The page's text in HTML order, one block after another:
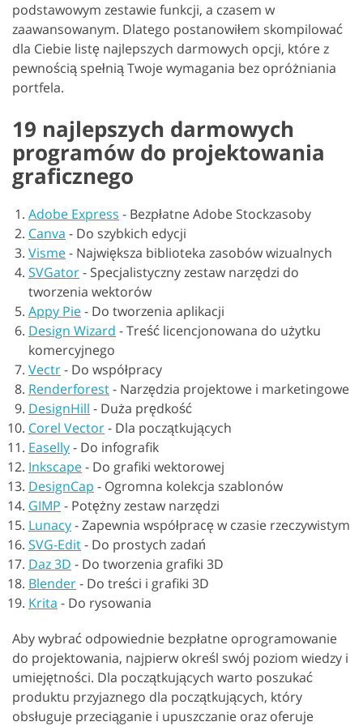
podstawowym zestawie funkcji, a czasem w
zaawansowanym. Dlatego postanowiłem skompilować
dla Ciebie listę najlepszych darmowych opcji, które z
pewnością spełnią Twoje wymagania bez opróżniania
portfela.
19 najlepszych darmowych
programów do projektowania
graficznego
Adobe Express - Bezpłatne Adobe Stockzasoby
Canva - Do szybkich edycji
Visme- Największa biblioteka zasobów wizualnych
SVGator- Specjalistyczny zestaw narzędzi do
tworzenia wektorów
Appy Pie- Do tworzenia aplikacji
Design Wizard -Treść licencjonowana do użytku
komercyjnego
Vectr- Do współpracy
Renderforest- Narzędzia projektowe i marketingowe
DesignHill - Duża prędkość
Corel Vector- Dla początkujących
Easelly- Do infografik
Inkscape- Do grafiki wektorowej
DesignCap - Ogromna kolekcja szablonów
GIMP - Potężny zestaw narzędzi
Lunacy-Zapewnia współpracę w czasie rzeczywistym
SVG-Edit- Do prostych zadań
Daz 3D - Do tworzenia grafiki 3D
Blender- Do treści i grafiki 3D
Krita - Do rysowania
Aby wybrać odpowiednie bezpłatne oprogramowanie
do projektowania, najpierw określ swój poziom wiedzy i
umiejętności. Dla początkujących warto poszukać
produktu przyjaznego dla początkujących, który
obsługuje przeciąganie i upuszczanie oraz oferuje